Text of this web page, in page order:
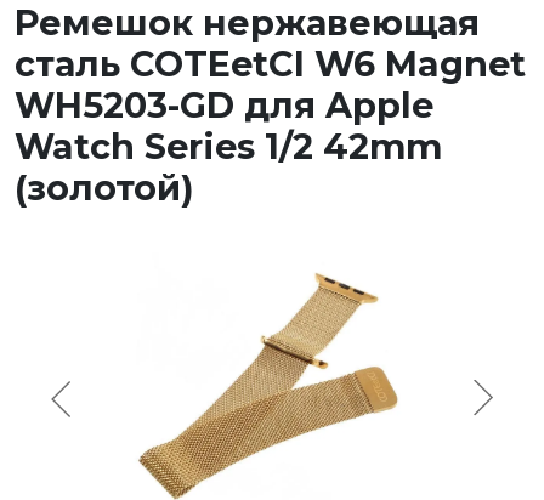
Ремешок нержавеющая
сталь COTEetCI W6 Magnet
WH5203-GD для Apple
Watch Series 1/2 42mm
(золотой)